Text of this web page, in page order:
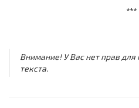
***
Внимание! У Вас нет прав для
текста.